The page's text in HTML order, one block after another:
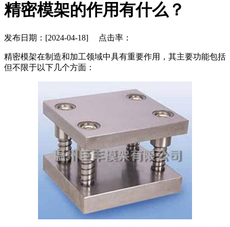
精密模架的作用有什么？
发布日期：[2024-04-18] 点击率：
精密模架在制造和加工领域中具有重要作用，其主要功能包括
但不限于以下几个方面：